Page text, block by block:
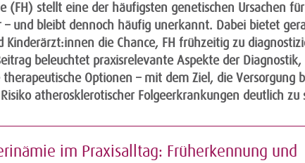
(FH) stellt eine der häufigsten genetischen Ursachen
– und bleibt dennoch häufig unerkannt. Dabei bietet
Kinderärzt:innen die Chance, FH frühzeitig zu
beleuchtet praxisrelevante Aspekte der Diagnostik,
Optionen – mit dem Ziel, die Versorgung
atherosklerotischer Folgeerkrankungen deutlich zu
im Praxisalltag: Früherkennung und